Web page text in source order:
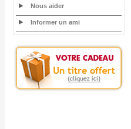
Nous aider
Informer un ami